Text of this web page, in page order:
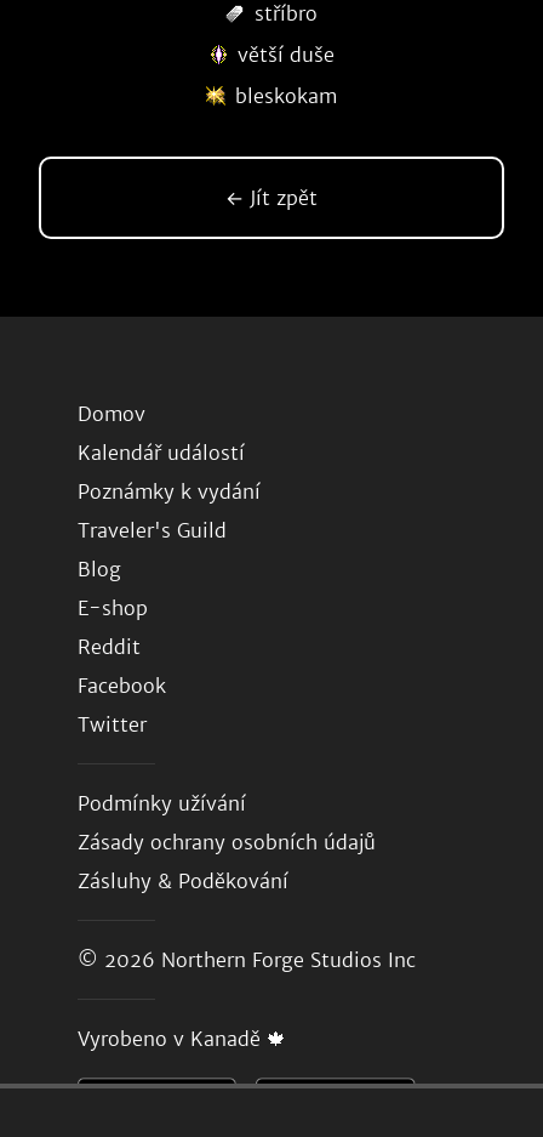
stříbro
větší duše
bleskokam
← Jít zpět
Domov
Kalendář událostí
Poznámky k vydání
Traveler's Guild
Blog
E-shop
Reddit
Facebook
Twitter
Podmínky užívání
Zásady ochrany osobních údajů
Zásluhy & Poděkování
© 2026 Northern Forge Studios Inc
Vyrobeno v Kanadě 🍁